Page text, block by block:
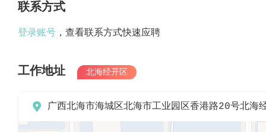
联系方式
登录账号 ，查看联系方式快速应聘
工作地址 北海经开区
 广西北海市海城区北海市工业园区香港路20号北海